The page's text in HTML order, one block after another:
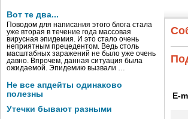
Вот те два...
Поводом для написания этого блога стала
уже вторая в течение года массовая
вирусная эпидемия. И это стало очень
неприятным прецедентом. Ведь столь
масштабных заражений не было уже очень
давно. Впрочем, данная ситуация была
ожидаемой. Эпидемию вызвали …
Не все апдейты одинаково
полезны
Утечки бывают разными
E-